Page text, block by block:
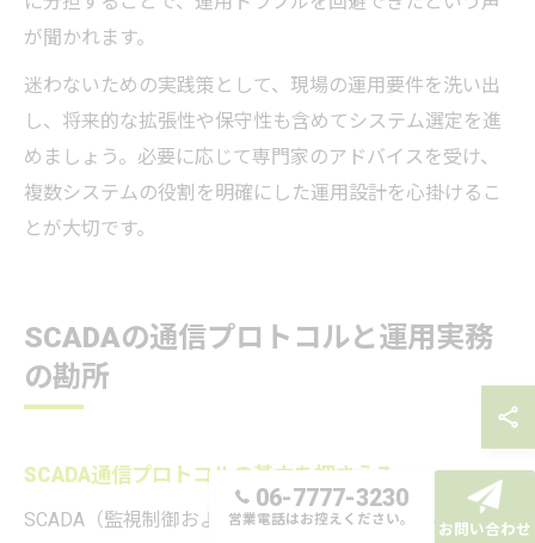
が聞かれます。
迷わないための実践策として、現場の運用要件を洗い出
し、将来的な拡張性や保守性も含めてシステム選定を進
めましょう。必要に応じて専門家のアドバイスを受け、
複数システムの役割を明確にした運用設計を心掛けるこ
とが大切です。
SCADAの通信プロトコルと運用実務
の勘所
SCADA通信プロトコルの基本を押さえる
SCADA（監視制御およびデータ収集システム）は、現場
06-7777-3230
営業電話はお控えください。
お問い合わせ